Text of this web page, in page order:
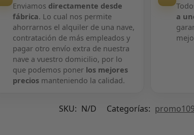
Enviamos directamente desde
fábrica. Lo cual nos permite
ahorrarnos el alquiler de una nave,
contratación de más empleados y
pagar otro envío extra de nuestra
nave a vuestro domicilio, por lo
que podemos poner los mejores
preciosmanteniendo la calidad.
a
SKU: N/D Categorías: promo109